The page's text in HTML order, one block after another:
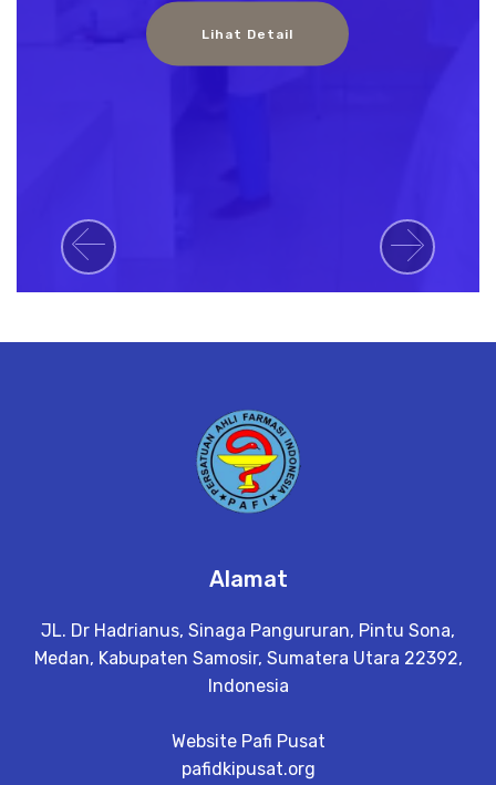
Lihat Detail
Previous Next
Alamat
JL. Dr Hadrianus, Sinaga Pangururan, Pintu Sona,
Medan, Kabupaten Samosir, Sumatera Utara 22392,
Indonesia
Website Pafi Pusat
pafidkipusat.org